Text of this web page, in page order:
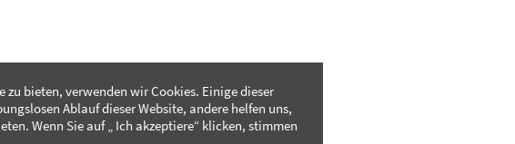
zu bieten, verwenden wir Cookies. Einige dieser
Ablauf dieser Website, andere helfen uns,
Wenn Sie auf „ Ich akzeptiere“ klicken, stimmen